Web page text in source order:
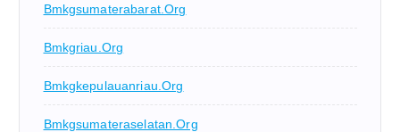
Bmkgsumaterabarat.org
Bmkgriau.org
Bmkgkepulauanriau.org
Bmkgsumateraselatan.org